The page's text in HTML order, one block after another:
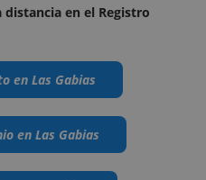
en el Registro
en Las Gabias
en Las Gabias